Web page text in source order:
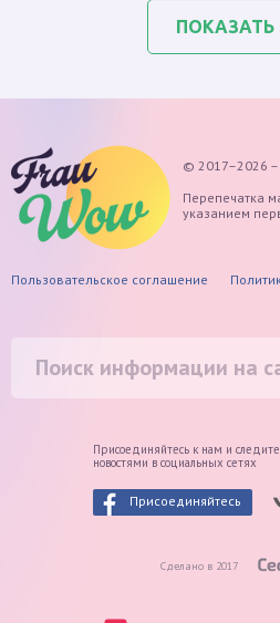
© 2017–2026
Перепечатка
указанием
Пользовательское соглашение
Присоединяйтесь к нам и следите
новостями в социальных сетях
Присоединяйтесь
Сделано в 2017